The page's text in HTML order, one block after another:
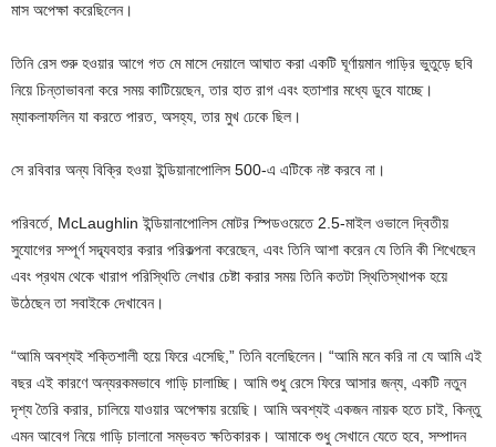
মাস অপেক্ষা করেছিলেন।
তিনি রেস শুরু হওয়ার আগে গত মে মাসে দেয়ালে আঘাত করা একটি ঘূর্ণায়মান গাড়ির ভুতুড়ে ছবি
নিয়ে চিন্তাভাবনা করে সময় কাটিয়েছেন, তার হাত রাগ এবং হতাশার মধ্যে ডুবে যাচ্ছে।
ম্যাকলাফলিন যা করতে পারত, অসহ্য, তার মুখ ঢেকে ছিল।
সে রবিবার অন্য বিক্রি হওয়া ইন্ডিয়ানাপোলিস 500-এ এটিকে নষ্ট করবে না।
পরিবর্তে, McLaughlin ইন্ডিয়ানাপোলিস মোটর স্পিডওয়েতে 2.5-মাইল ওভালে দ্বিতীয়
সুযোগের সম্পূর্ণ সদ্ব্যবহার করার পরিকল্পনা করেছেন, এবং তিনি আশা করেন যে তিনি কী শিখেছেন
এবং প্রথম থেকে খারাপ পরিস্থিতি লেখার চেষ্টা করার সময় তিনি কতটা স্থিতিস্থাপক হয়ে
উঠেছেন তা সবাইকে দেখাবেন।
“আমি অবশ্যই শক্তিশালী হয়ে ফিরে এসেছি,” তিনি বলেছিলেন। “আমি মনে করি না যে আমি এই
বছর এই কারণে অন্যরকমভাবে গাড়ি চালাচ্ছি। আমি শুধু রেসে ফিরে আসার জন্য, একটি নতুন
দৃশ্য তৈরি করার, চালিয়ে যাওয়ার অপেক্ষায় রয়েছি। আমি অবশ্যই একজন নায়ক হতে চাই, কিন্তু
এমন আবেগ নিয়ে গাড়ি চালানো সম্ভবত ক্ষতিকারক। আমাকে শুধু সেখানে যেতে হবে, সম্পাদন